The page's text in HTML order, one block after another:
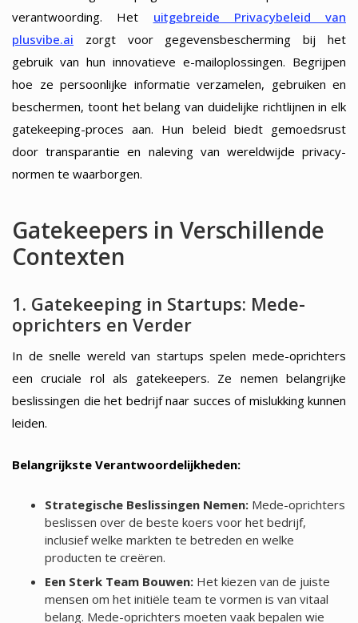
verantwoording. Het uitgebreide Privacybeleid van
plusvibe.ai zorgt voor gegevensbescherming bij het
gebruik van hun innovatieve e-mailoplossingen. Begrijpen
hoe ze persoonlijke informatie verzamelen, gebruiken en
beschermen, toont het belang van duidelijke richtlijnen in elk
gatekeeping-proces aan. Hun beleid biedt gemoedsrust
door transparantie en naleving van wereldwijde privacy-
normen te waarborgen.
Gatekeepers in Verschillende
Contexten
1. Gatekeeping in Startups: Mede-
oprichters en Verder
In de snelle wereld van startups spelen mede-oprichters
een cruciale rol als gatekeepers. Ze nemen belangrijke
beslissingen die het bedrijf naar succes of mislukking kunnen
leiden.
Belangrijkste Verantwoordelijkheden:
Strategische Beslissingen Nemen:Mede-oprichters
beslissen over de beste koers voor het bedrijf,
inclusief welke markten te betreden en welke
producten te creëren.
Een Sterk Team Bouwen:Het kiezen van de juiste
mensen om het initiële team te vormen is van vitaal
belang. Mede-oprichters moeten vaak bepalen wie